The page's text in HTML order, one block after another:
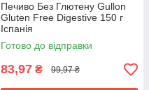
Печиво Без Глютену Gullon
Gluten Free Digestive 150 г
Іспанія
Готово до відправки
83,97 ₴ 99,97 ₴